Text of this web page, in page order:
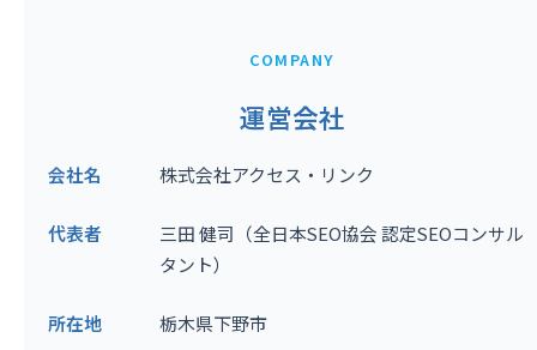
COMPANY
運営会社
会社名 株式会社アクセス・リンク
代表者
三田 健司（全日本SEO協会 認定SEOコンサル
タント）
所在地 栃木県下野市